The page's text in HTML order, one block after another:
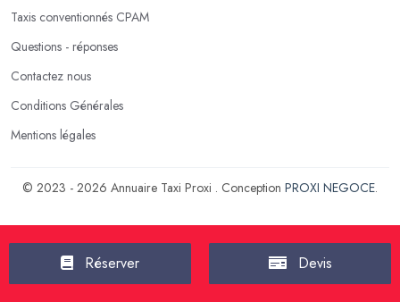
Taxis conventionnés CPAM
Questions - réponses
Contactez nous
Conditions Générales
Mentions légales
© 2023 - 2026 Annuaire Taxi Proxi . Conception PROXI NEGOCE.
Réserver Devis